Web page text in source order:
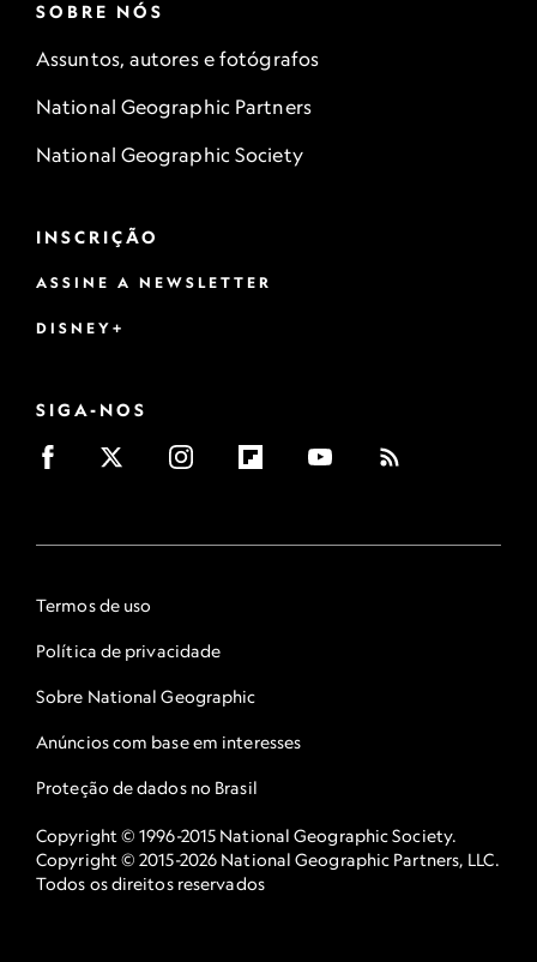
SOBRE NÓS
Assuntos, autores e fotógrafos
National Geographic Partners
National Geographic Society
INSCRIÇÃO
ASSINE A NEWSLETTER
DISNEY+
SIGA-NOS
Termos de uso
Política de privacidade
Sobre National Geographic
Anúncios com base em interesses
Proteção de dados no Brasil
Copyright © 1996-2015 National Geographic Society.
Copyright © 2015-2026 National Geographic Partners, LLC.
Todos os direitos reservados